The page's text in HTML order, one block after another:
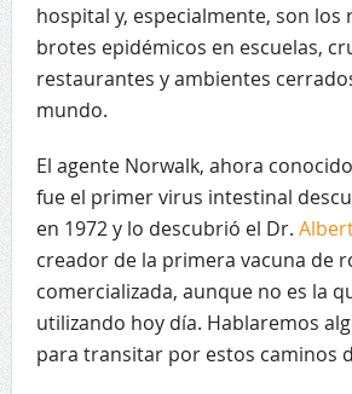
hospital y, especialmente, son los
brotes epidémicos en escuelas,
restaurantes y ambientes
mundo.
El agente Norwalk, ahora
fue el primer virus intestinal
en 1972 y lo descubrió el Dr.
creador de la primera vacuna de
comercializada, aunque no es la
utilizando hoy día. Hablaremos
para transitar por estos caminos